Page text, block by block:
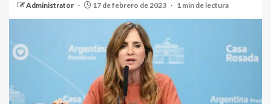
Administrator 17 de febrero de 2023 1 min de lectura